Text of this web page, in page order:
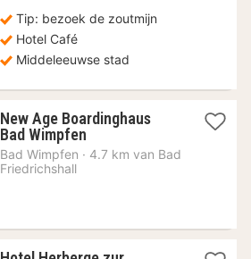
Tip: bezoek de zoutmijn
Hotel Café
Middeleeuwse stad
New Age Boardinghaus
Bad Wimpfen1
nacht
Bad Wimpfen · 4.7 km van Bad
Friedrichshall